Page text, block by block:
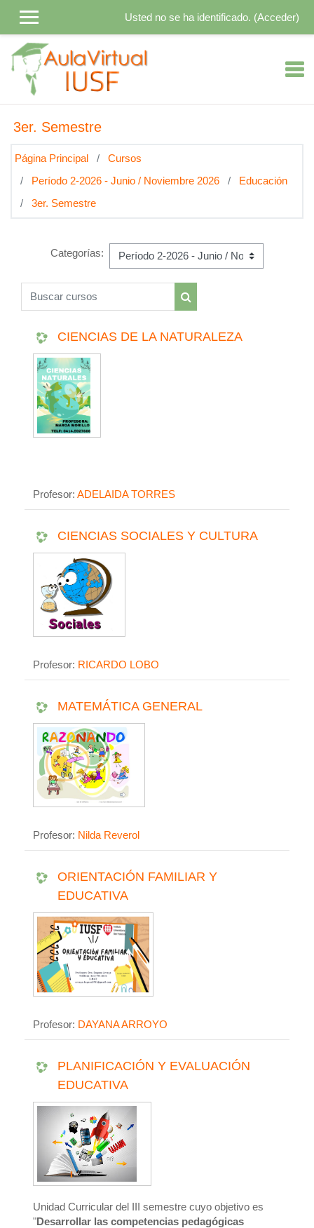
Usted no se ha identificado. (Acceder)
3er. Semestre
Página Principal
Cursos
Período 2-2026 - Junio / Noviembre 2026
Educación
3er. Semestre
Categorías:
Buscar cursos
Buscar cursos
CIENCIAS DE LA NATURALEZA
Profesor: ADELAIDA TORRES
CIENCIAS SOCIALES Y CULTURA
Profesor: RICARDO LOBO
MATEMÁTICA GENERAL
Profesor: Nilda Reverol
ORIENTACIÓN FAMILIAR Y
EDUCATIVA
Profesor: DAYANA ARROYO
PLANIFICACIÓN Y EVALUACIÓN
EDUCATIVA
Unidad Curricular del III semestre cuyo objetivo es
"Desarrollar las competencias pedagógicas